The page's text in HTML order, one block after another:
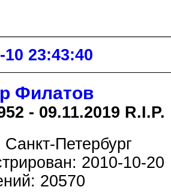
10 23:43:40
Филатов
- 09.11.2019 R.I.P.
Петербург
2010-10-20
20570